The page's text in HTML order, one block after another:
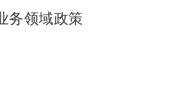
务领域政策